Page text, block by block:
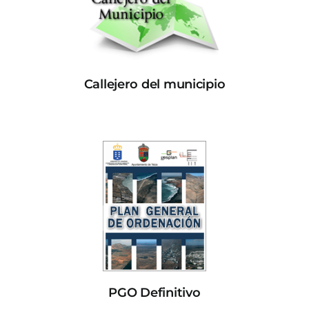
Callejero del municipio
PGO Definitivo